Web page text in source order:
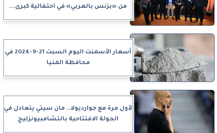
من «بزنس بالعربي» في احتفالية كبرى...
أسعار الأسمنت اليوم السبت 21-9-2024 في
محافظة المنيا
لأول مرة مع جوارديولا.. مان سيتي يتعادل في
الجولة الافتتاحية بالتشامبيونزليج